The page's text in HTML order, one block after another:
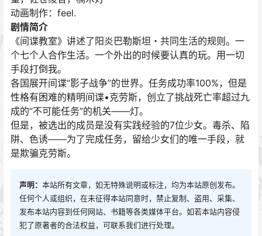
动画制作：feel.
剧情简介
《间谍教室》讲述了阳炎巴勒斯坦・共同生活的规则。一
个七个人合作生活。一个外出的时候要认真的玩。用一切
手段打倒我。
各国展开间谍“影子战争”的世界。任务成功率100%，但是
性格有困难的精明间谍•克劳斯，创立了挑战死亡率超过九
成的“不可能任务”的机关——灯。
但是，被选出的成员是没有实践经验的7位少女。毒杀、陷
阱、色诱——为了完成任务，留给少女们的唯一手段，就
是欺骗克劳斯。
声明： 本站所有文章，如无特殊说明或标注，均为本站原创发布。
任何个人或组织，在未征得本站同意时，禁止复制、盗用、采集、
发布本站内容到任何网站、书籍等各类媒体平台。如若本站内容侵
犯了原著者的合法权益，可联系我们进行处理。